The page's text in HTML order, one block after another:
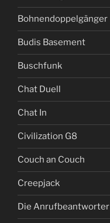
Bohnendoppelgänger
Budis Basement
Buschfunk
Chat Duell
Chat In
Civilization G8
Couch an Couch
Creepjack
Die Anrufbeantworter